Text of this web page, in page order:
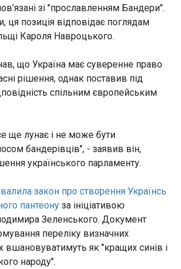
країнах світу працюють 6
та 37 радників Уповноваженого
Лубінець заявив на
у середу, 1 липня.
найсильніше місячне падіння
місячним падінням рубля майже
дані біржі та
TMT . Так, за місяць
юаня до рубля зріс на 10,8% -
з грудня 2022 року. На
він становив 10,48 рубля за
місяця - 11,62 рубля.
зі "прославленням Бандери".
ця позиція відповідає поглядам
Кароля Навроцького.
що Україна має суверенне право
рішення, однак поставив під
спільним європейським
ще лунає і не може бути
бандерівців", - заявив він,
українського парламенту.
закон про створення Українсь
пантеону за ініціативою
Зеленського. Документ
переліку визначних
вшановуватимуть як "кращих синів і
народу".